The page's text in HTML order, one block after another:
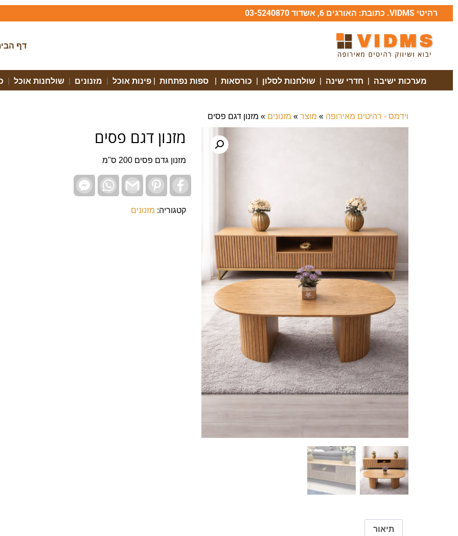
רהיטי VIDMS . כתובת: האורגים 6, אשדוד 03-5240870
דף
מערכות ישיבה | חדרי שינה |שולחנות לסלון | כורסאות |ספות נפתחות |פינות אוכל | מזנונים |שולחנות אוכל |
וידמס - רהיטים מאירופה » מוצר » מזנונים » מזנון דגם פסים
מזנון דגם פסים
מזנון גדם פסים 200 ס"מ
Facebook
Pinterest
Gmail
WhatsApp
Facebook
Messenger
קטגוריה: מזנונים
תיאור